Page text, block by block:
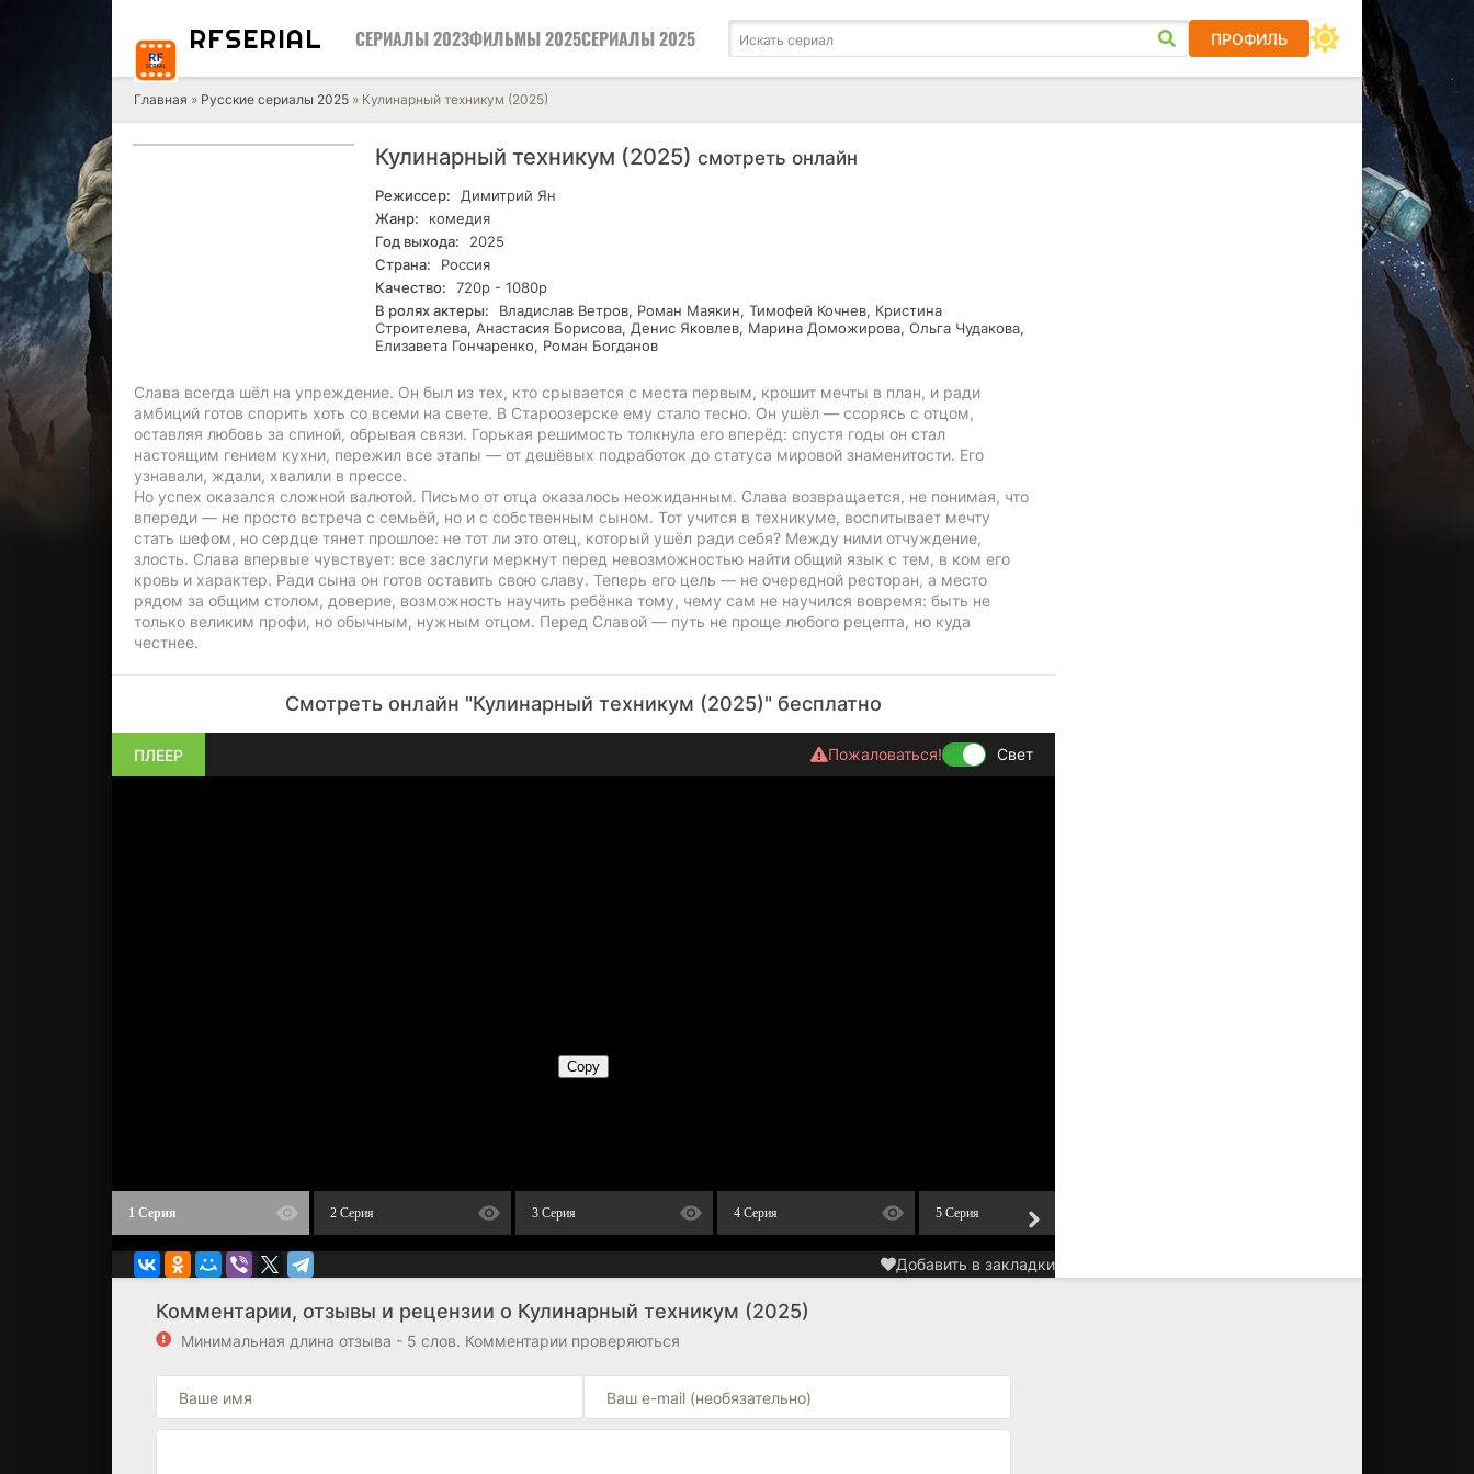
RFSERIAL СЕРИАЛЫ 2023ФИЛЬМЫ 2025СЕРИАЛЫ 2025 ПРОФИЛЬ
Главная » Русские сериалы 2025 » Кулинарный техникум (2025)
Кулинарный техникум (2025) смотреть онлайн
Режиссер:
Димитрий Ян
Жанр:
комедия
Год выхода:
2025
Страна:
Россия
Качество:
720р - 1080р
В ролях актеры:
Владислав Ветров, Роман Маякин, Тимофей Кочнев, Кристина
Строителева, Анастасия Борисова, Денис Яковлев, Марина Доможирова, Ольга Чудакова,
Елизавета Гончаренко, Роман Богданов
Слава всегда шёл на упреждение. Он был из тех, кто срывается с места первым, крошит мечты в план, и ради
амбиций готов спорить хоть со всеми на свете. В Староозерске ему стало тесно. Он ушёл — ссорясь с отцом,
оставляя любовь за спиной, обрывая связи. Горькая решимость толкнула его вперёд: спустя годы он стал
настоящим гением кухни, пережил все этапы — от дешёвых подработок до статуса мировой знаменитости. Его
узнавали, ждали, хвалили в прессе.
Но успех оказался сложной валютой. Письмо от отца оказалось неожиданным. Слава возвращается, не понимая, что
впереди — не просто встреча с семьёй, но и с собственным сыном. Тот учится в техникуме, воспитывает мечту
стать шефом, но сердце тянет прошлое: не тот ли это отец, который ушёл ради себя? Между ними отчуждение,
злость. Слава впервые чувствует: все заслуги меркнут перед невозможностью найти общий язык с тем, в ком его
кровь и характер. Ради сына он готов оставить свою славу. Теперь его цель — не очередной ресторан, а место
рядом за общим столом, доверие, возможность научить ребёнка тому, чему сам не научился вовремя: быть не
только великим профи, но обычным, нужным отцом. Перед Славой — путь не проще любого рецепта, но куда
честнее.
Смотреть онлайн "Кулинарный техникум (2025)" бесплатно
ПЛЕЕР Пожаловаться! Свет
1 Серия 2 Серия 3 Серия 4 Серия 5 Серия
Добавить в закладки
Комментарии, отзывы и рецензии о Кулинарный техникум (2025)
Минимальная длина отзыва - 5 слов. Комментарии проверяються